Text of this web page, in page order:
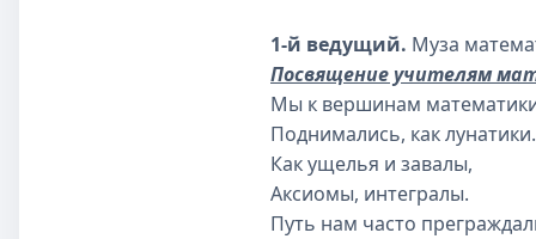
1-й ведущий. Муза
Посвящение учителям
Мы к вершинам
Поднимались, как лунатики.
Как ущелья и завалы,
Аксиомы, интегралы.
Путь нам часто